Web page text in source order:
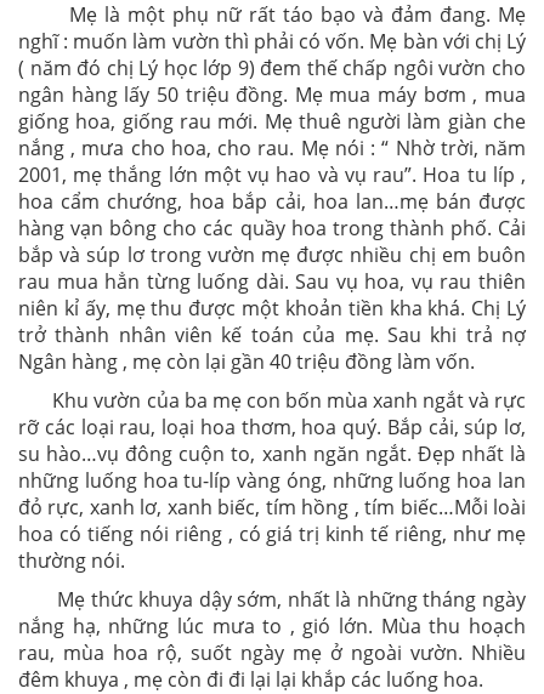
Mẹ là một phụ nữ rất táo bạo và đảm đang. Mẹ
nghĩ : muốn làm vườn thì phải có vốn. Mẹ bàn với chị Lý
( năm đó chị Lý học lớp 9) đem thế chấp ngôi vườn cho
ngân hàng lấy 50 triệu đồng. Mẹ mua máy bơm , mua
giống hoa, giống rau mới. Mẹ thuê người làm giàn che
nắng , mưa cho hoa, cho rau. Mẹ nói : “ Nhờ trời, năm
2001, mẹ thắng lớn một vụ hao và vụ rau”. Hoa tu líp ,
hoa cẩm chướng, hoa bắp cải, hoa lan…mẹ bán được
hàng vạn bông cho các quầy hoa trong thành phố. Cải
bắp và súp lơ trong vườn mẹ được nhiều chị em buôn
rau mua hẳn từng luống dài. Sau vụ hoa, vụ rau thiên
niên kỉ ấy, mẹ thu được một khoản tiền kha khá. Chị Lý
trở thành nhân viên kế toán của mẹ. Sau khi trả nợ
Ngân hàng , mẹ còn lại gần 40 triệu đồng làm vốn.
Khu vườn của ba mẹ con bốn mùa xanh ngắt và rực
rỡ các loại rau, loại hoa thơm, hoa quý. Bắp cải, súp lơ,
su hào…vụ đông cuộn to, xanh ngăn ngắt. Đẹp nhất là
những luống hoa tu-líp vàng óng, những luống hoa lan
đỏ rực, xanh lơ, xanh biếc, tím hồng , tím biếc…Mỗi loài
hoa có tiếng nói riêng , có giá trị kinh tế riêng, như mẹ
thường nói.
Mẹ thức khuya dậy sớm, nhất là những tháng ngày
nắng hạ, những lúc mưa to , gió lớn. Mùa thu hoạch
rau, mùa hoa rộ, suốt ngày mẹ ở ngoài vườn. Nhiều
đêm khuya , mẹ còn đi đi lại lại khắp các luống hoa.